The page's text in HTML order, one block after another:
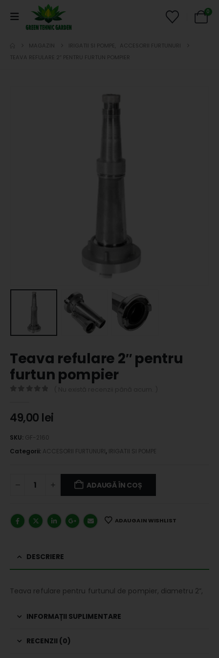
0
MAGAZIN IRIGATII SI POMPE
ACCESORII FURTUNURI
TEAVA REFULARE 2″ PENTRU FURTUN POMPIER
Teava refulare 2″ pentru
furtun pompier
49,00 lei
SKU: GF-2160
Categorii: ACCESORII FURTUNURI, IRIGATII SI POMPE
ADAUGĂ ÎN COȘ
ADAUGA IN WISHLIST
DESCRIERE
Teava refulare pentru furtunul de pompier, diametru 2”,
INFORMAȚII SUPLIMENTARE
RECENZII (0)